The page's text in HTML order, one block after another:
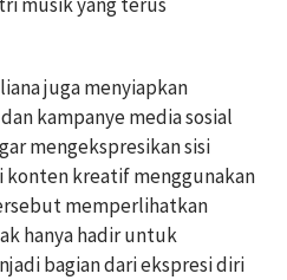
juga menyiapkan
kampanye media sosial
mengekspresikan sisi
konten kreatif menggunakan
memperlihatkan
hanya hadir untuk
bagian dari ekspresi diri